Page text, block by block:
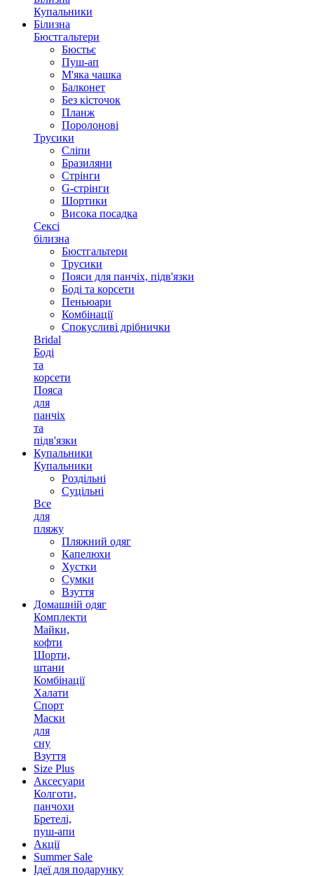
Купальники
Білизна
Бюстгальтери
Бюстьє
Пуш-ап
М'яка чашка
Балконет
Без кісточок
Планж
Поролонові
Трусики
Сліпи
Бразиляни
Стрінги
G-стрінги
Шортики
Висока посадка
Сексі
білизна
Бюстгальтери
Трусики
Пояси для панчіх, підв'язки
Боді та корсети
Пеньюари
Комбінації
Спокусливі дрібнички
Bridal
Боді
та
корсети
Пояса
для
панчіх
та
підв'язки
Купальники
Купальники
Роздільні
Суцільні
Все
для
пляжу
Пляжний одяг
Капелюхи
Хустки
Сумки
Взуття
Домашній одяг
Комплекти
Майки,
кофти
Шорти,
штани
Комбінації
Халати
Спорт
Маски
для
сну
Взуття
Size Plus
Аксесуари
Колготи,
панчохи
Бретелі,
пуш-апи
Акції
Summer Sale
Ідеї для подарунку